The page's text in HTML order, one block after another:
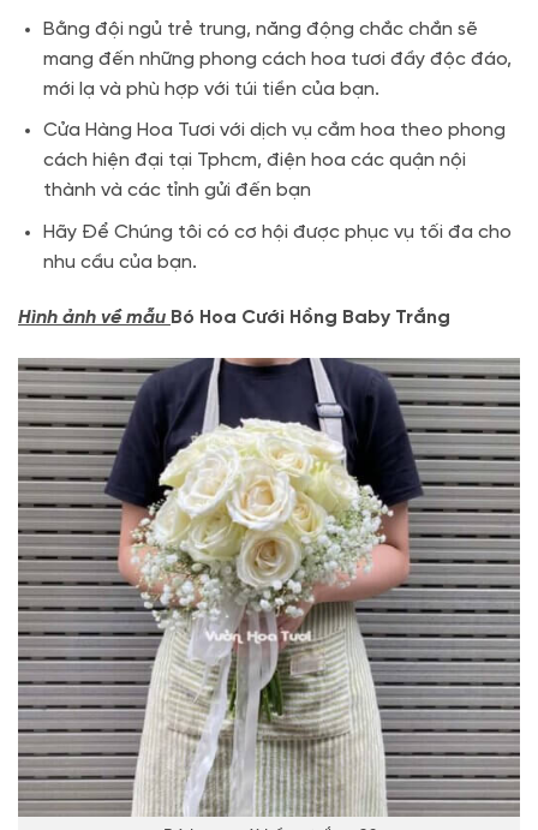
Bằng đội ngủ trẻ trung, năng động chắc chắn sẽ
mang đến những phong cách hoa tươi đầy độc đáo,
mới lạ và phù hợp với túi tiền của bạn.
Cửa Hàng Hoa Tươi với dịch vụ cắm hoa theo phong
cách hiện đại tại Tphcm, điện hoa các quận nội
thành và các tỉnh gửi đến bạn
Hãy Để Chúng tôi có cơ hội được phục vụ tối đa cho
nhu cầu của bạn.
Hình ảnh về mẫu Bó Hoa Cưới Hồng Baby Trắng